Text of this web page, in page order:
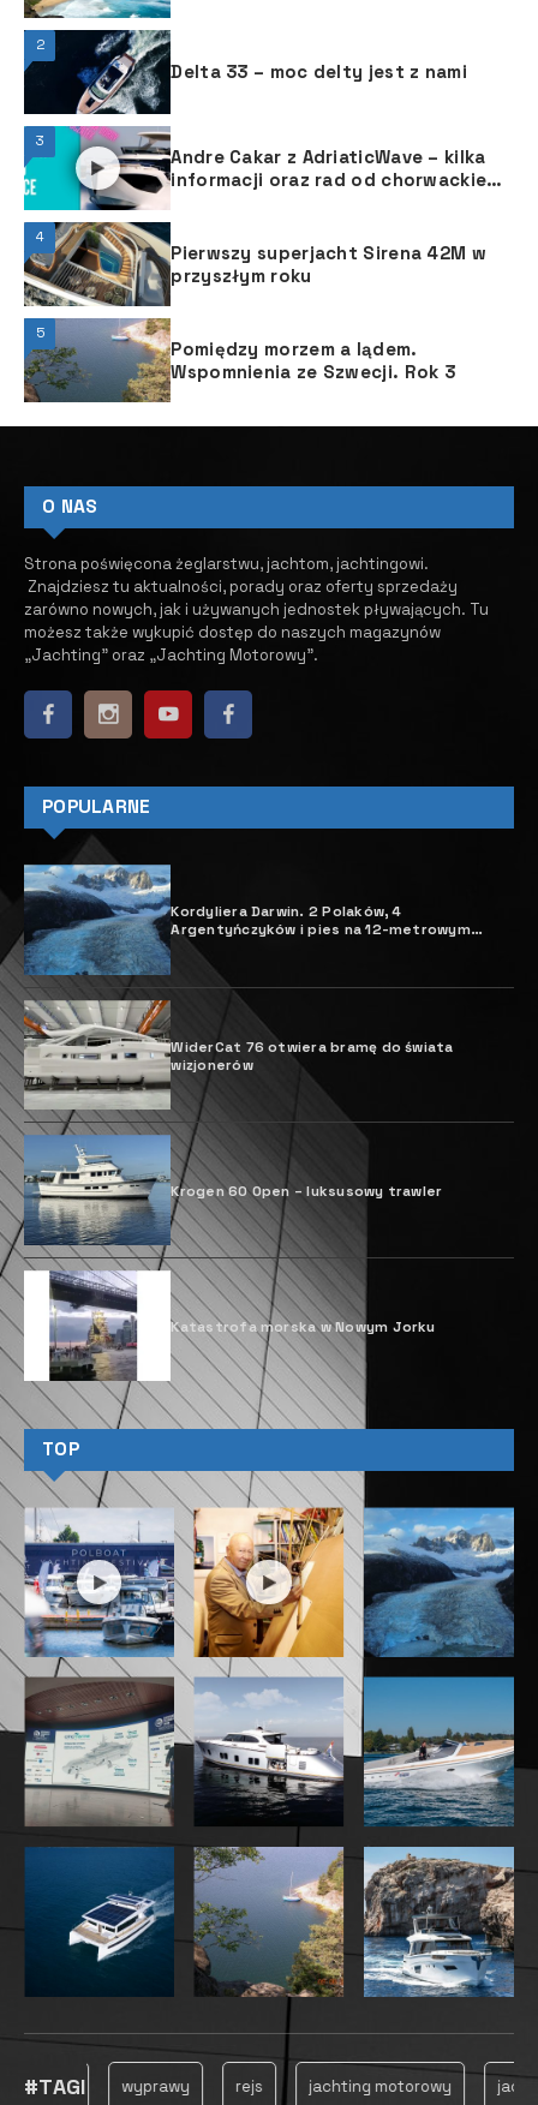
2
Delta 33 – moc delty jest z nami
3
Andre Cakar z AdriaticWave – kilka
informacji oraz rad od chorwackiego
4
Pierwszy superjacht Sirena 42M w
przyszłym roku
5
Pomiędzy morzem a lądem.
Wspomnienia ze Szwecji. Rok 3
O NAS
Strona poświęcona żeglarstwu, jachtom, jachtingowi.
Znajdziesz tu aktualności, porady oraz oferty sprzedaży
zarówno nowych, jak i używanych jednostek pływających. ​ Tu
możesz także wykupić dostęp do naszych magazynów
„Jachting” oraz „Jachting Motorowy”.
POPULARNE
Kordyliera Darwin. 2 Polaków, 4
Argentyńczyków i pies na 12-metrowym
jachcie „Pic La Lune”
WiderCat 76 otwiera bramę do świata
wizjonerów
Krogen 60 Open – luksusowy trawler
Katastrofa morska w Nowym Jorku
TOP
#TAGI wyprawy jachting motorowy jachting